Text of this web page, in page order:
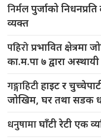
निर्मलपुर्जाको
व्यक्त
पहिरोप्रभावित क्षेत्रमा
का.म.पा ७ द्वारा
गङ्गाहिटीहाइट र
जोखिम, घर तथा सडक
धनुषामाघाँटी रेटी एक